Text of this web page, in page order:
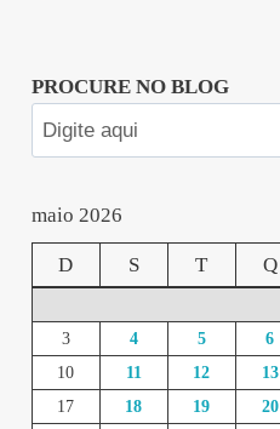
PROCURE NO BLOG
maio 2026
D S T Q
3
4 5 6
10
11 12 13
17
18 19 20